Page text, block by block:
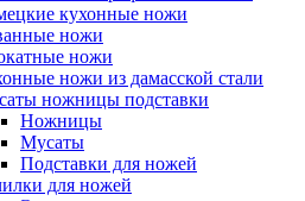
кухонные ножи
ножи
ножи
ножи из дамасской стали
ножницы подставки
Ножницы
Мусаты
Подставки для ножей
для ножей